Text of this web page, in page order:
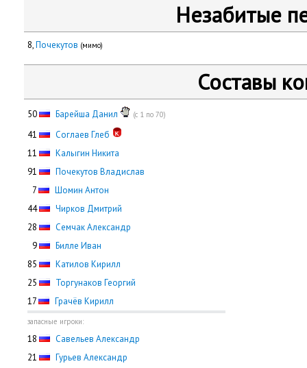
Незабитые
8,Почекутов (мимо)
Составы
50 Барейша Данил (с 1 по 70)
41
Соглаев Глеб
11
Калыгин Никита
91
Почекутов Владислав
7
Шомин Антон
44
Чирков Дмитрий
28
Семчак Александр
9
Билле Иван
85
Катилов Кирилл
25
Торгунаков Георгий
17
Грачёв Кирилл
запасные игроки:
18
Савельев Александр
21
Гурьев Александр